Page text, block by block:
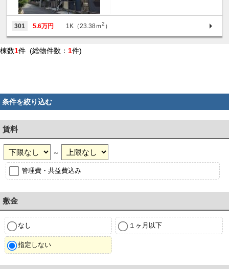
301 5.6万円 1K（23.38ｍ2 ）
棟数1件 (総物件数： 1件)
条件を絞り込む
賃料
～
管理費・共益費込み
敷金
なし １ヶ月以下
指定しない